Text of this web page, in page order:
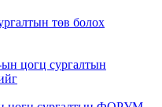
төв болох